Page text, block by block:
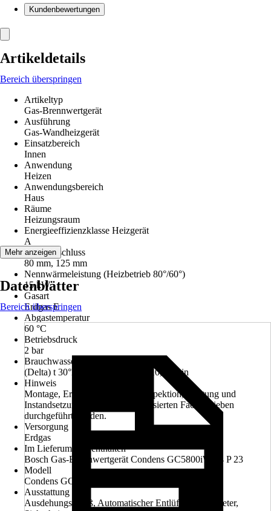
Kundenbewertungen
Artikeldetails
Bereich überspringen
Artikeltyp
Gas-Brennwertgerät
Ausführung
Gas-Wandheizgerät
Einsatzbereich
Innen
Anwendung
Heizen
Anwendungsbereich
Haus
Räume
Heizungsraum
Energieeffizienzklasse Heizgerät
A
Abgasanschluss
80 mm, 125 mm
Nennwärmeleistung (Heizbetrieb 80°/60°)
15 kW
Gasart
Erdgas E
Abgastemperatur
60 °C
Betriebsdruck
2 bar
Brauchwasserdurchsatz
(Delta) t 30°K (von 10° auf 40°) 10,5 l/min
Hinweis
Montage, Erstinbetriebnahme, Inspektion, Wartung und
Instandsetzung müssen von autorisierten Fachbetrieben
durchgeführt werden.
Versorgung
Erdgas
Im Lieferumfang enthalten
Bosch Gas‑Brennwertgerät Condens GC5800iW 14 P 23
Modell
Condens GC5800iW 14 P 23
Ausstattung
Ausdehungsgefäß, Automatischer Entlüfter, Manometer,
Mehr anzeigen
Datenblätter
Bereich überspringen